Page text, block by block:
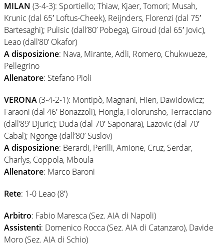
MILAN (3-4-3): Sportiello; Thiaw, Kjaer, Tomori; Musah,
Krunic (dal 65′ Loftus-Cheek), Reijnders, Florenzi (dal 75′
Bartesaghi); Pulisic (dall’80’ Pobega), Giroud (dal 65′ Jovic),
Leao (dall’80’ Okafor)
A disposizione: Nava, Mirante, Adli, Romero, Chukwueze,
Pellegrino
Allenatore: Stefano Pioli
VERONA(3-4-2-1): Montipò, Magnani, Hien, Dawidowicz;
Faraoni (dal 46′ Bonazzoli), Hongla, Folorunsho, Terracciano
(dall’89’ Djuric); Duda (dal 70′ Saponara), Lazovic (dal 70′
Cabal); Ngonge (dall’80’ Suslov)
A disposizione: Berardi, Perilli, Amione, Cruz, Serdar,
Charlys, Coppola, Mboula
Allenatore: Marco Baroni
Rete: 1-0 Leao (8′)
Arbitro: Fabio Maresca (Sez. AIA di Napoli)
Assistenti: Domenico Rocca (Sez. AIA di Catanzaro), Davide
Moro (Sez. AIA di Schio)